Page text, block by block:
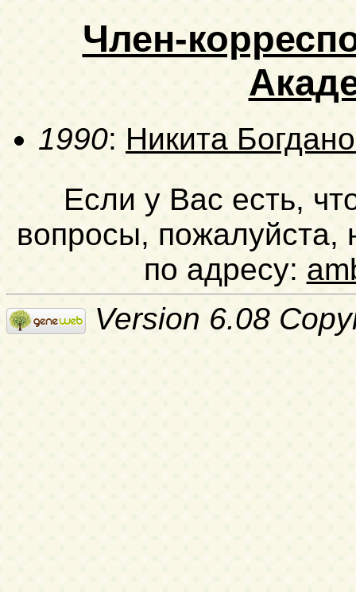
Член-
1990: Никита
Если у Вас есть,
вопросы, пожалуйста,
по адресу:
Version 6.08